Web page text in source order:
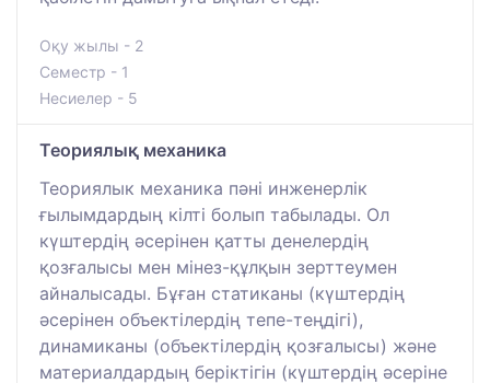
Оқу жылы - 2
Семестр - 1
Несиелер - 5
Теориялық механика
Теориялык механика пәні инженерлік
ғылымдардың кілті болып табылады. Ол
күштердің әсерінен қатты денелердің
қозғалысы мен мінез-құлқын зерттеумен
айналысады. Бұған статиканы (күштердің
әсерінен объектілердің тепе-теңдігі),
динамиканы (объектілердің қозғалысы) және
материалдардың беріктігін (күштердің әсеріне